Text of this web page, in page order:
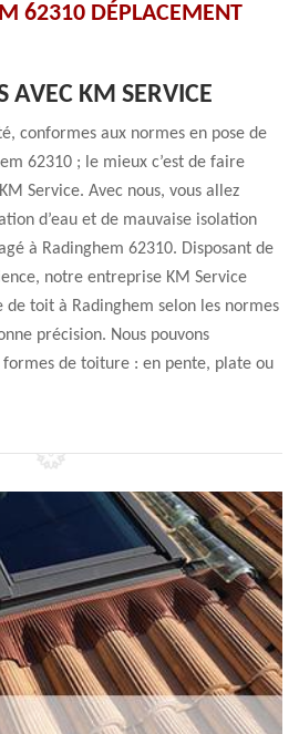
62310 DÉPLACEMENT
AVEC KM SERVICE
conformes aux normes en pose de
62310 ; le mieux c’est de faire
Service. Avec nous, vous allez
d’eau et de mauvaise isolation
à Radinghem 62310. Disposant de
notre entreprise KM Service
toit à Radinghem selon les normes
précision. Nous pouvons
de toiture : en pente, plate ou